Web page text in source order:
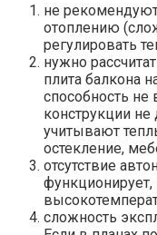
не
отоплению
регулировать
нужно
плита балкона
способность
конструкции
учитывают
остекление,
отсутствие
функционирует,
сложность